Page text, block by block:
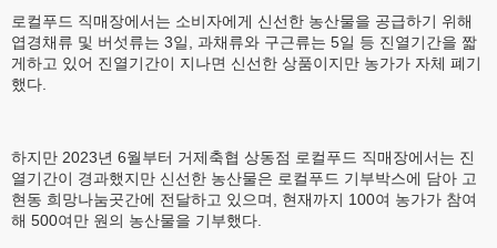
로컬푸드 직매장에서는 소비자에게 신선한 농산물을 공급하기 위해
엽경채류 및 버섯류는 3일, 과채류와 구근류는 5일 등 진열기간을 짧
게하고 있어 진열기간이 지나면 신선한 상품이지만 농가가 자체 폐기
했다.
하지만 2023년 6월부터 거제축협 상동점 로컬푸드 직매장에서는 진
열기간이 경과했지만 신선한 농산물은 로컬푸드 기부박스에 담아 고
현동 희망나눔곳간에 전달하고 있으며, 현재까지 100여 농가가 참여
해 500여만 원의 농산물을 기부했다.